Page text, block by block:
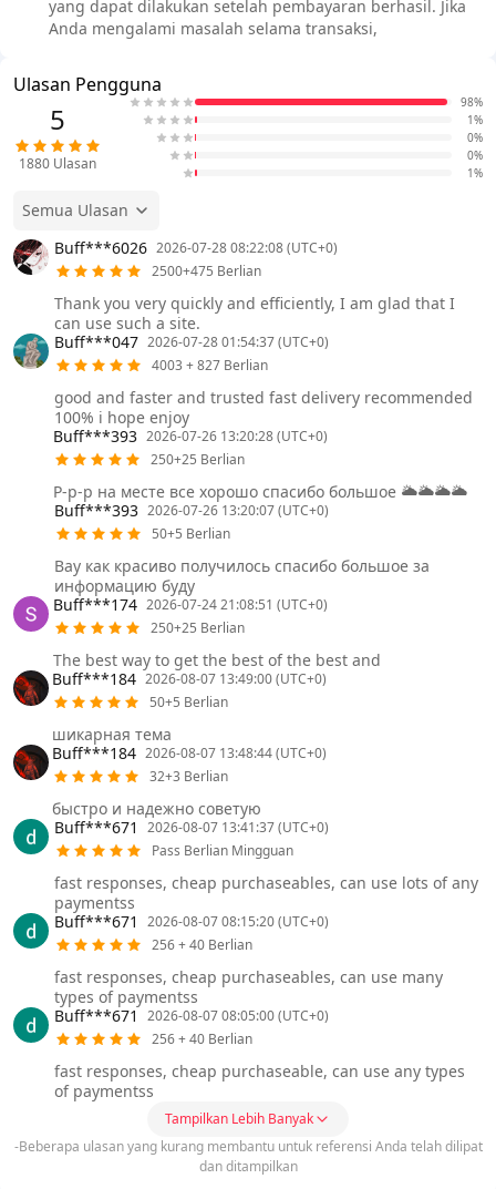
yang dapat dilakukan setelah pembayaran berhasil. Jika
Anda mengalami masalah selama transaksi,
Ulasan Pengguna
5
1880 Ulasan
98%
1%
0%
0%
1%
Semua Ulasan
Buff***6026 2026-07-28 08:22:08 (UTC+0)
2500+475 Berlian
Thank you very quickly and efficiently, I am glad that I
can use such a site.
Buff***047 2026-07-28 01:54:37 (UTC+0)
4003 + 827 Berlian
good and faster and trusted fast delivery recommended
100% i hope enjoy
Buff***393 2026-07-26 13:20:28 (UTC+0)
250+25 Berlian
Р-р-р на месте все хорошо спасибо большое 🌥️🌥️🌥️🌥️
Buff***393 2026-07-26 13:20:07 (UTC+0)
50+5 Berlian
Вау как красиво получилось спасибо большое за
информацию буду
Buff***174 2026-07-24 21:08:51 (UTC+0)
250+25 Berlian
The best way to get the best of the best and
Buff***184 2026-08-07 13:49:00 (UTC+0)
50+5 Berlian
шикарная тема
Buff***184 2026-08-07 13:48:44 (UTC+0)
32+3 Berlian
быстро и надежно советую
Buff***671
2026-08-07 13:41:37 (UTC+0)
Pass Berlian Mingguan
fast responses, cheap purchaseables, can use lots of any
paymentss
Buff***671
2026-08-07 08:15:20 (UTC+0)
256 + 40 Berlian
fast responses, cheap purchaseables, can use many
types of paymentss
Buff***671
2026-08-07 08:05:00 (UTC+0)
256 + 40 Berlian
fast responses, cheap purchaseable, can use any types
of paymentss
Tampilkan Lebih Banyak
-Beberapa ulasan yang kurang membantu untuk referensi Anda telah dilipat
dan ditampilkan